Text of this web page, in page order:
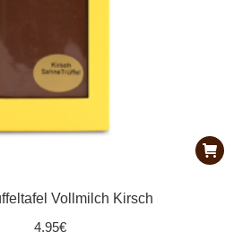
Vollmilch Kirsch
4,95€